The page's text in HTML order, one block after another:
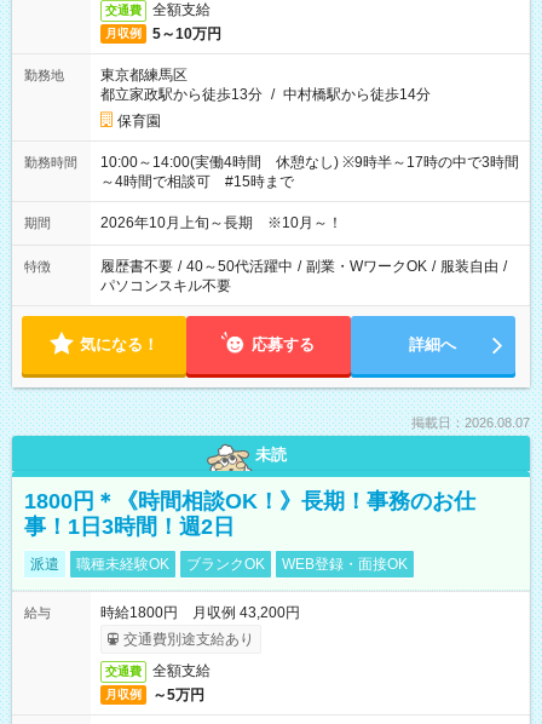
交通費 全額支給
月収例 5～10万円
勤務地
東京都練馬区
都立家政駅から徒歩13分 / 中村橋駅から徒歩14分
保育園
勤務時間
10:00～14:00(実働4時間 休憩なし) ※9時半～17時の中で3時間
～4時間で相談可 #15時まで
期間 2026年10月上旬～長期 ※10月～！
特徴 履歴書不要 / 40～50代活躍中 / 副業・WワークOK / 服装自由 /
パソコンスキル不要
気になる！ 応募する 詳細へ
掲載日：2026.08.07
未読
1800円＊《時間相談OK！》長期！事務のお仕
事！1日3時間！週2日
派遣 職種未経験OK ブランクOK WEB登録・面接OK
給与
時給1800円 月収例 43,200円
交通費別途支給あり
交通費 全額支給
月収例 ～5万円